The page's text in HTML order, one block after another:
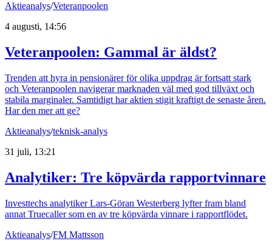
Aktieanalys/Veteranpoolen
4 augusti, 14:56
Veteranpoolen: Gammal är äldst?
Trenden att hyra in pensionärer för olika uppdrag är fortsatt stark
och Veteranpoolen navigerar marknaden väl med god tillväxt och
stabila marginaler. Samtidigt har aktien stigit kraftigt de senaste åren.
Har den mer att ge?
Aktieanalys/teknisk-analys
31 juli, 13:21
Analytiker: Tre köpvärda rapportvinnare
Investtechs analytiker Lars-Göran Westerberg lyfter fram bland
annat Truecaller som en av tre köpvärda vinnare i rapportflödet.
Aktieanalys/FM Mattsson